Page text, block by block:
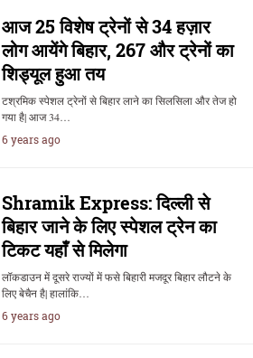
आज 25 विशेष ट्रेनों से 34 हज़ार
लोग आयेंगे बिहार, 267 और ट्रेनों का
शिड्यूल हुआ तय
टश्रमिक स्पेशल ट्रेनों से बिहार लाने का सिलसिला और तेज हो
गया है| आज 34…
6 years ago
Shramik Express: दिल्ली से
बिहार जाने के लिए स्पेशल ट्रेन का
टिकट यहाँ से मिलेगा
लॉकडाउन में दूसरे राज्यों में फसे बिहारी मजदूर बिहार लौटने के
लिए बेचैन है| हालांकि…
6 years ago